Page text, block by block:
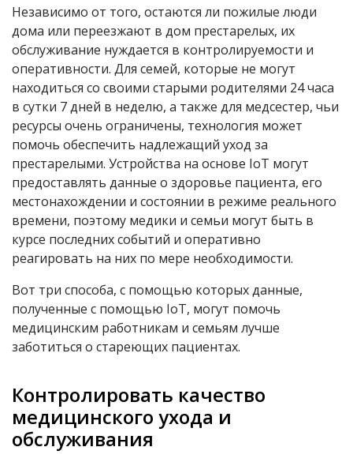
Независимо от того, остаются ли пожилые люди
дома или переезжают в дом престарелых, их
обслуживание нуждается в контролируемости и
оперативности. Для семей, которые не могут
находиться со своими старыми родителями 24 часа
в сутки 7 дней в неделю, а также для медсестер, чьи
ресурсы очень ограничены, технология может
помочь обеспечить надлежащий уход за
престарелыми. Устройства на основе IoT могут
предоставлять данные о здоровье пациента, его
местонахождении и состоянии в режиме реального
времени, поэтому медики и семьи могут быть в
курсе последних событий и оперативно
реагировать на них по мере необходимости.
Вот три способа, с помощью которых данные,
полученные с помощью IoT, могут помочь
медицинским работникам и семьям лучше
заботиться о стареющих пациентах.
Контролировать качество
медицинского ухода и
обслуживания